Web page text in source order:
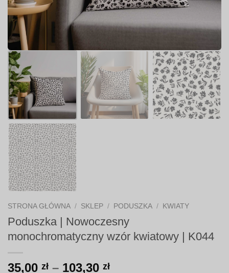
STRONA GŁÓWNA / SKLEP / PODUSZKA / KWIATY
Poduszka | Nowoczesny
monochromatyczny wzór kwiatowy | K044
35,00 zł – 103,30 złZakres